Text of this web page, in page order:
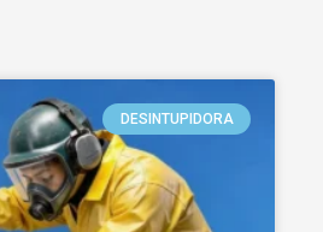
DESINTUPIDORA